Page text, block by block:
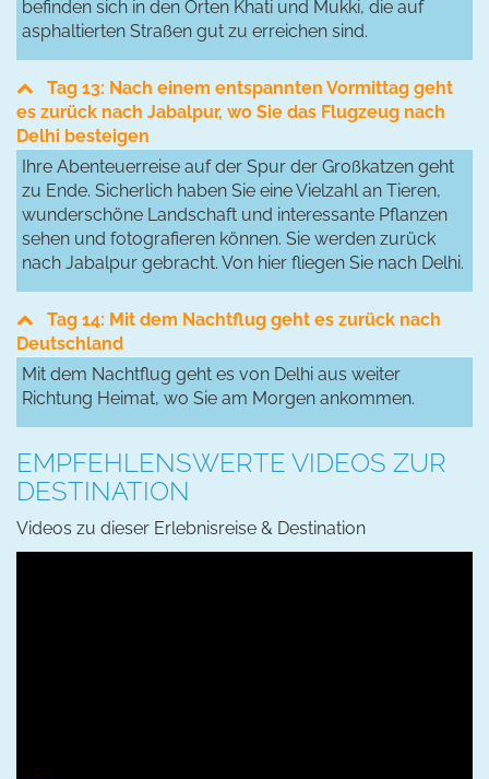
befinden sich in den Orten Khati und Mukki, die auf
asphaltierten Straßen gut zu erreichen sind.
Tag 13: Nach einem entspannten Vormittag geht
es zurück nach Jabalpur, wo Sie das Flugzeug nach
Delhi besteigen
Ihre Abenteuerreise auf der Spur der Großkatzen geht
zu Ende. Sicherlich haben Sie eine Vielzahl an Tieren,
wunderschöne Landschaft und interessante Pflanzen
sehen und fotografieren können. Sie werden zurück
nach Jabalpur gebracht. Von hier fliegen Sie nach Delhi.
Tag 14: Mit dem Nachtflug geht es zurück nach
Deutschland
Mit dem Nachtflug geht es von Delhi aus weiter
Richtung Heimat, wo Sie am Morgen ankommen.
EMPFEHLENSWERTE VIDEOS ZUR
DESTINATION
Videos zu dieser Erlebnisreise & Destination